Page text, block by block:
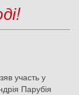
участь у
Парубія